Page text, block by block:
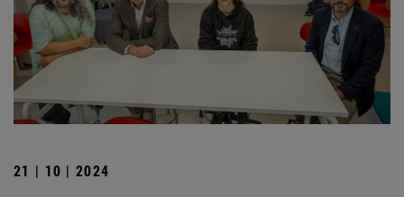
21 | 10 | 2024